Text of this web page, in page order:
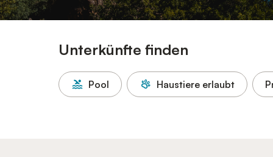
Unterkünfte finden
Pool Haustiere erlaubt